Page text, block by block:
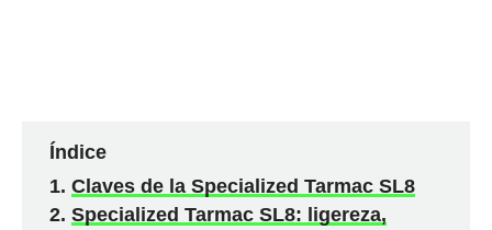
Índice
Claves de la Specialized Tarmac SL8
Specialized Tarmac SL8: ligereza,